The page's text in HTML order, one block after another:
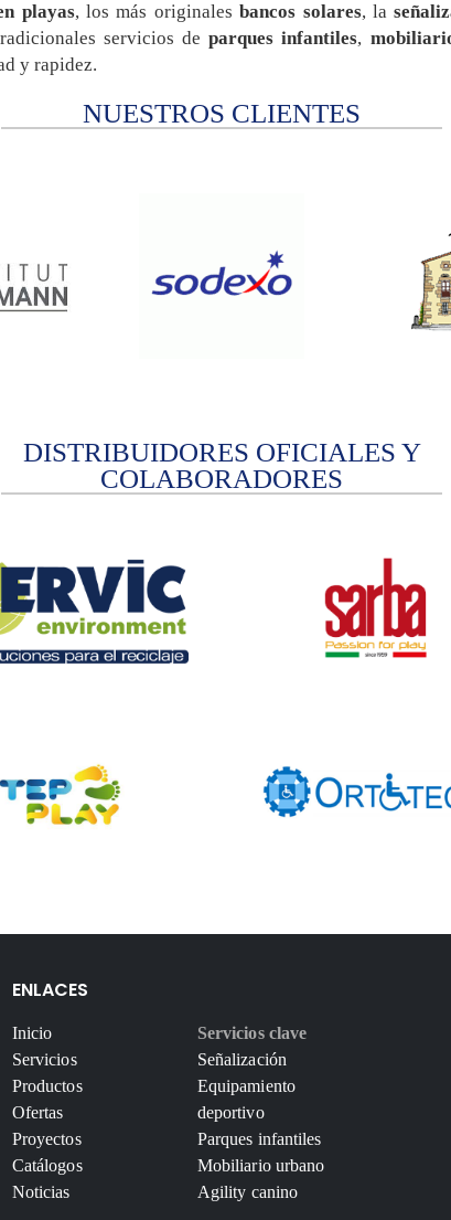
playas, los más originalesbancos solares, la
servicios deparques infantiles,
y rapidez.
NUESTROS CLIENTES
DISTRIBUIDORES OFICIALES Y
COLABORADORES
ENLACES
Inicio
Servicios
Productos
Ofertas
Proyectos
Catálogos
Noticias
Servicios clave
Señalización
Equipamiento
deportivo
Parques infantiles
Mobiliario urbano
Agility canino